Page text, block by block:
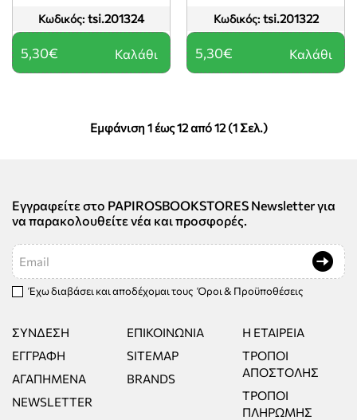
Κωδικός: tsi.201324
5,30€ Καλάθι
Κωδικός: tsi.201322
5,30€ Καλάθι
Εμφάνιση 1 έως 12 από 12 (1 Σελ.)
Εγγραφείτε στο PAPIROSBOOKSTORES Newsletter για
να παρακολουθείτε νέα και προσφορές.
Email
Έχω διαβάσει και αποδέχομαι τους Όροι & Προϋποθέσεις
ΣΎΝΔΕΣΗ
ΕΓΓΡΑΦΉ
ΑΓΑΠΗΜΈΝΑ
NEWSLETTER
ΕΠΙΚΟΙΝΩΝΊΑ
SITEMAP
BRANDS
Η ΕΤΑΙΡΕΊΑ
ΤΡΌΠΟΙ
ΑΠΟΣΤΟΛΉΣ
ΤΡΌΠΟΙ
ΠΛΗΡΩΜΉΣ